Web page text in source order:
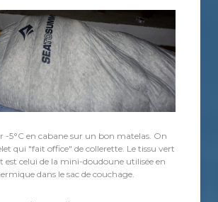
-5°C en cabane sur un bon matelas. On
qui "fait office" de collerette. Le tissu vert
est celui de la mini-doudoune utilisée en
dans le sac de couchage.